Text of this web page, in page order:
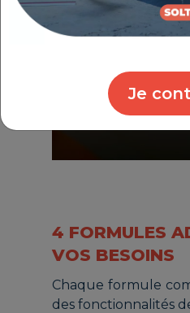
Je
4 FORMULES
VOS BESOINS
Chaque formule
des fonctionnalités